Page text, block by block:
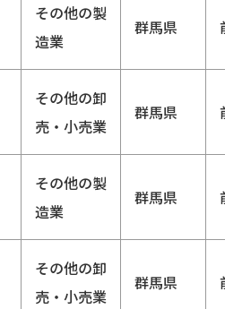
その他の製
造業
群馬県
その他の卸
売・小売業
群馬県
その他の製
造業
群馬県
その他の卸
売・小売業
群馬県